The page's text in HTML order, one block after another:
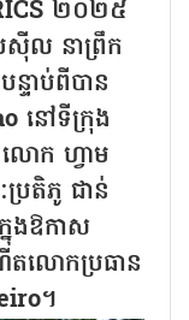
២០២៥
េស៊ីល នាព្រឹក
ទាប់ពីបាន
នៅទីក្រុង
ោក ហ្វាម
រតិភូ ជាន់
នុងឱកាស
លោកប្រធាន
។